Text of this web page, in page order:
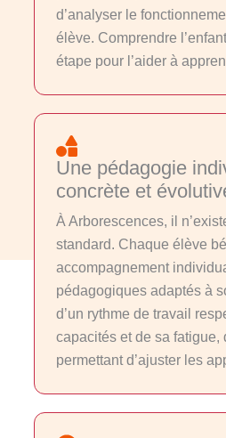
d’analyser le
élève. Comprendre
étape pour l’aider à
Une pédagogie
concrète et
À Arborescences, il
standard. Chaque élève
accompagnement
pédagogiques adaptés à
d’un rythme de travail
capacités et de sa fatigue,
permettant d’ajuster les